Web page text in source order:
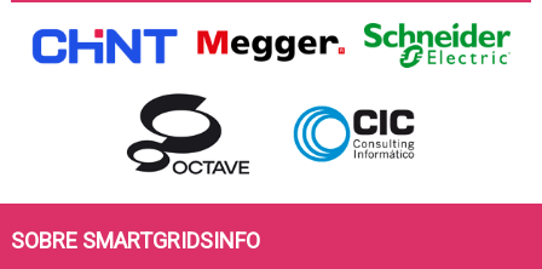
SOBRE SMARTGRIDSINFO